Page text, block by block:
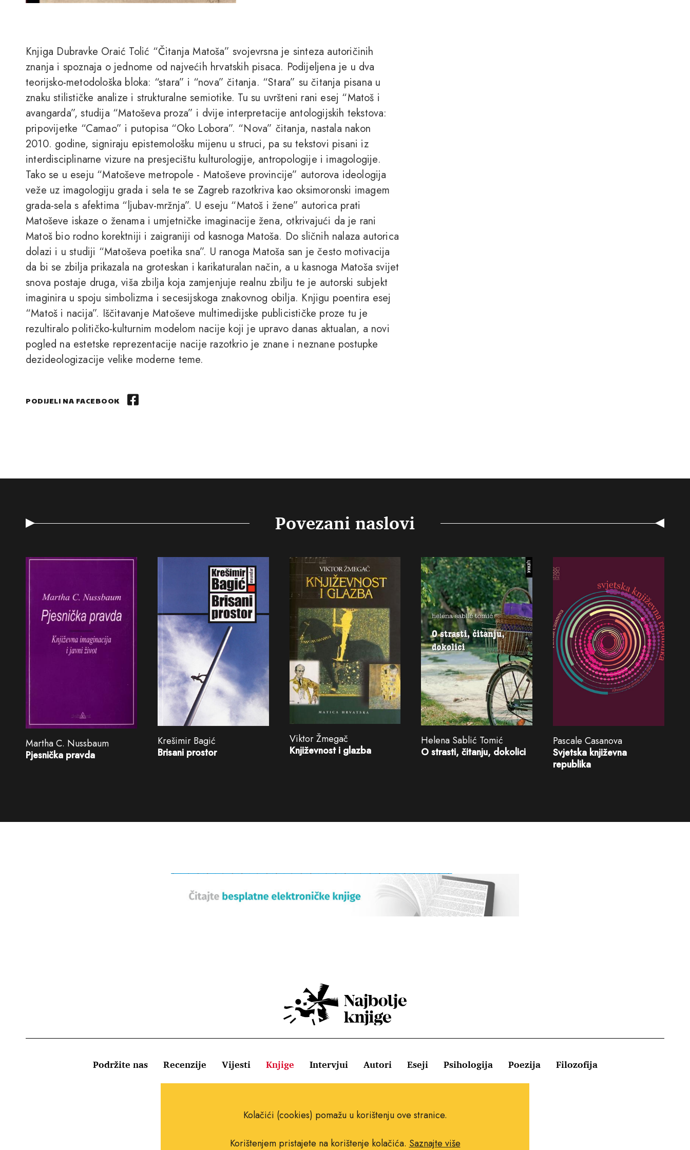
Knjiga Dubravke Oraić Tolić “Čitanja Matoša” svojevrsna je sinteza autoričinih
znanja i spoznaja o jednome od najvećih hrvatskih pisaca. Podijeljena je u dva
teorijsko-metodološka bloka: “stara” i “nova” čitanja. “Stara” su čitanja pisana u
znaku stilističke analize i strukturalne semiotike. Tu su uvršteni rani esej “Matoš i
avangarda”, studija “Matoševa proza” i dvije interpretacije antologijskih tekstova:
pripovijetke “Camao” i putopisa “Oko Lobora”. “Nova” čitanja, nastala nakon
2010. godine, signiraju epistemološku mijenu u struci, pa su tekstovi pisani iz
interdisciplinarne vizure na presjecištu kulturologije, antropologije i imagologije.
Tako se u eseju “Matoševe metropole - Matoševe provincije” autorova ideologija
veže uz imagologiju grada i sela te se Zagreb razotkriva kao oksimoronski imagem
grada-sela s afektima “ljubav-mržnja”. U eseju “Matoš i žene” autorica prati
Matoševe iskaze o ženama i umjetničke imaginacije žena, otkrivajući da je rani
Matoš bio rodno korektniji i zaigraniji od kasnoga Matoša. Do sličnih nalaza autorica
dolazi i u studiji “Matoševa poetika sna”. U ranoga Matoša san je često motivacija
da bi se zbilja prikazala na groteskan i karikaturalan način, a u kasnoga Matoša svijet
snova postaje druga, viša zbilja koja zamjenjuje realnu zbilju te je autorski subjekt
imaginira u spoju simbolizma i secesijskoga znakovnog obilja. Knjigu poentira esej
“Matoš i nacija”. Iščitavanje Matoševe multimedijske publicističke proze tu je
rezultiralo političko-kulturnim modelom nacije koji je upravo danas aktualan, a novi
pogled na estetske reprezentacije nacije razotkrio je znane i neznane postupke
dezideologizacije velike moderne teme.
PODIJELI NA FACEBOOK
Povezani naslovi
Martha C. Nussbaum
Pjesnička pravda
Krešimir Bagić
Brisani prostor
Viktor Žmegač
Književnost i glazba
Helena Sablić Tomić
O strasti, čitanju, dokolici
Pascale Casanova
Svjetska književna
republika
Podržite nas Recenzije Vijesti Knjige Intervjui Autori Eseji Psihologija Poezija Filozofija
Kolačići (cookies) pomažu u korištenju ove stranice.
Korištenjem pristajete na korištenje kolačića. Saznajte više